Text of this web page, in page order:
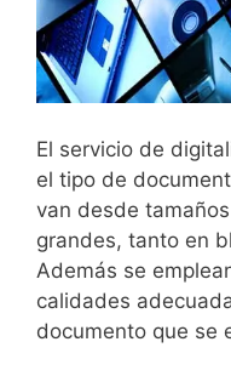
El servicio de
el tipo de
van desde
grandes, tanto en
Además se
calidades
documento que se